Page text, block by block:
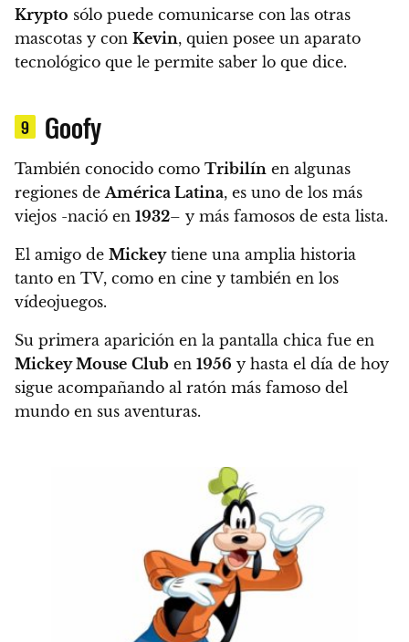
Krypto sólo puede comunicarse con las otras
mascotas y con Kevin, quien posee un aparato
tecnológico que le permite saber lo que dice.
9 Goofy
También conocido como Tribilín en algunas
regiones de América Latina, es uno de los más
viejos -nació en 1932– y más famosos de esta lista.
El amigo de Mickeytiene una amplia historia
tanto en TV, como en cine y también en los
vídeojuegos.
Su primera aparición en la pantalla chica fue en
Mickey Mouse Club en 1956 y hasta el día de hoy
sigue acompañando al ratón más famoso del
mundo en sus aventuras.